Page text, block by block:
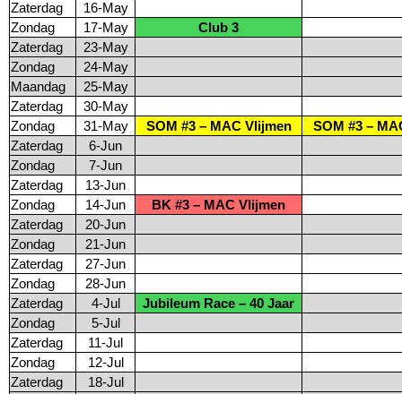
Zaterdag
16-May
Zondag
17-May
Club 3
Zaterdag
23-May
Zondag
24-May
Maandag
25-May
Zaterdag
30-May
Zondag
31-May SOM #3 – MAC Vlijmen
SOM #3 –
Zaterdag
6-Jun
Zondag
7-Jun
Zaterdag
13-Jun
Zondag
14-Jun
BK #3 – MAC Vlijmen
Zaterdag
20-Jun
Zondag
21-Jun
Zaterdag
27-Jun
Zondag
28-Jun
Zaterdag
4-Jul
Jubileum Race – 40 Jaar
Zondag
5-Jul
Zaterdag
11-Jul
Zondag
12-Jul
Zaterdag
18-Jul